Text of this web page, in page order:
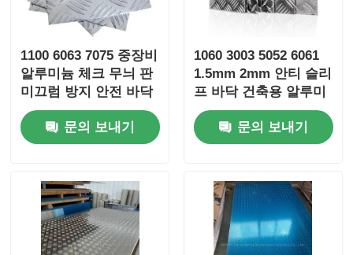
1100 6063 7075 중장비
알루미늄 체크 무늬 판
미끄럼 방지 안전 바닥
재 1220*2440
1500*3000mm 부식 방
지 녹 방지 경사로 공구
문의 보내기
1060 3003 5052 6061
1.5mm 2mm 안티 슬리
프 바닥 건축용 알루미
늄 셰이크판 해양 자동
차 바닥 계단 발판 트럭
바닥
문의 보내기